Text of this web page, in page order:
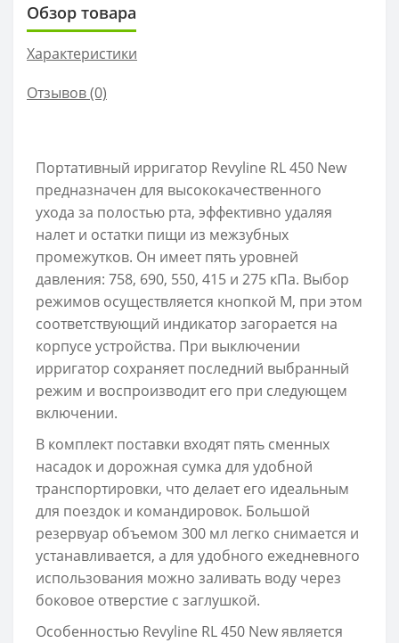
Обзор товара
Характеристики
Отзывов (0)
Портативный ирригатор Revyline RL 450 New
предназначен для высококачественного
ухода за полостью рта, эффективно удаляя
налет и остатки пищи из межзубных
промежутков. Он имеет пять уровней
давления: 758, 690, 550, 415 и 275 кПа. Выбор
режимов осуществляется кнопкой М, при этом
соответствующий индикатор загорается на
корпусе устройства. При выключении
ирригатор сохраняет последний выбранный
режим и воспроизводит его при следующем
включении.
В комплект поставки входят пять сменных
насадок и дорожная сумка для удобной
транспортировки, что делает его идеальным
для поездок и командировок. Большой
резервуар объемом 300 мл легко снимается и
устанавливается, а для удобного ежедневного
использования можно заливать воду через
боковое отверстие с заглушкой.
Особенностью Revyline RL 450 New является